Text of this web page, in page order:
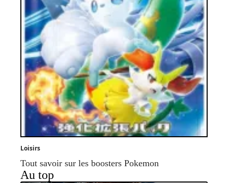
Loisirs
Tout savoir sur les boosters Pokemon
Au top